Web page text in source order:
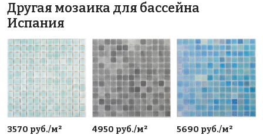
Другая мозаика для бассейна
Испания
3570 руб./м²
4950 руб./м²
5690 руб./м²